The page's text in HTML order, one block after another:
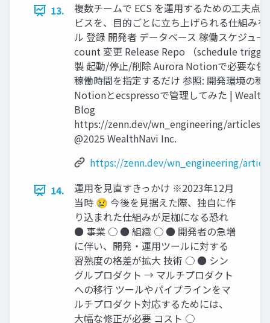
13.
複数チームで ECS を運⽤するための⼯夫
ビスを、⽬的ごとに⽴ち上げられる仕組み
ル 登録 開発者 データベース 稼働スケジュ
count 変更 Release Repo （schedule
製 起動/停止/削除 Aurora Notionで必要な依
稼働時間を指定するだけ 参照: 開発環境の稼
Notionとecspressoで管理してみた |
Blog
https://zenn.dev/wn_engineering/articles/
@2025 WealthNavi Inc.
https://zenn.dev/wn_engineering/
14.
運⽤を⾒直すきっかけ ※2023年12⽉
当時 😢 今後を⾒据えた際、独⾃に作
り込まれた仕組みが⾜枷になる恐れ
● 事業 ○ ● 組織 ○ ● 開発者の急増
に伴い、開発‧運⽤ツールに対する
習熟度の格差が拡⼤ 技術 ○ ● シン
グルプロダクト → マルチプロダクト
への移⾏ ツールやパイプラインをマ
ルチプロダクト対応するためには、
⼤幅な修正が必要 コスト ○